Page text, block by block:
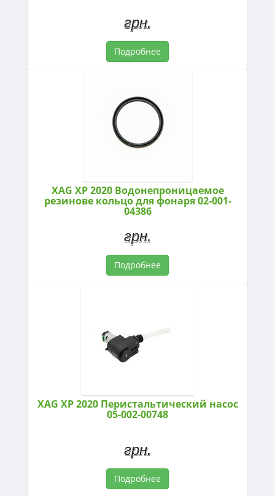
грн.
Подробнее
XAG XP 2020 Водонепроницаемое
резинове кольцо для фонаря 02-001-
04386
грн.
Подробнее
XAG XP 2020 Перистальтический насос
05-002-00748
грн.
Подробнее